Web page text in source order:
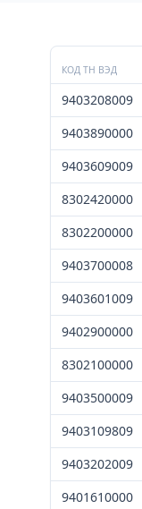
КОД ТН ВЭД
9403208009
9403890000
9403609009
8302420000
8302200000
9403700008
9403601009
9402900000
8302100000
9403500009
9403109809
9403202009
9401610000